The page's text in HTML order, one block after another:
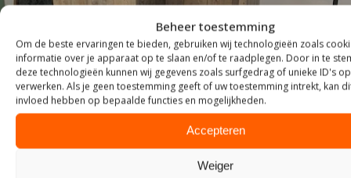
Beheer toestemming
Om de beste ervaringen te bieden, gebruiken wij technologieën zoals
informatie over je apparaat op te slaan en/of te raadplegen. Door in te
deze technologieën kunnen wij gegevens zoals surfgedrag of unieke ID's
verwerken. Als je geen toestemming geeft of uw toestemming intrekt, kan
invloed hebben op bepaalde functies en mogelijkheden.
Accepteren
Weiger
KASTEN